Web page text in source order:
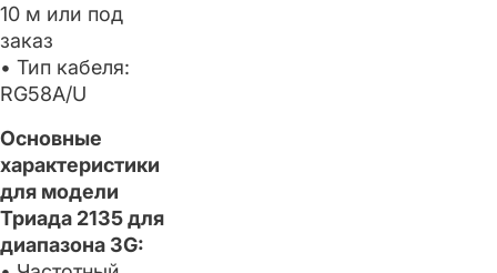
10 м или под
заказ
• Тип кабеля:
RG58A/U
Основные
характеристики
для модели
Триада 2135 для
диапазона 3G: